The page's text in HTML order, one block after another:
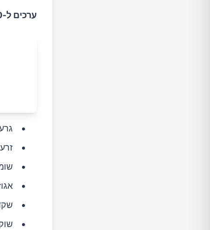
ערכים ל-100 גרם מזון:
זרעי